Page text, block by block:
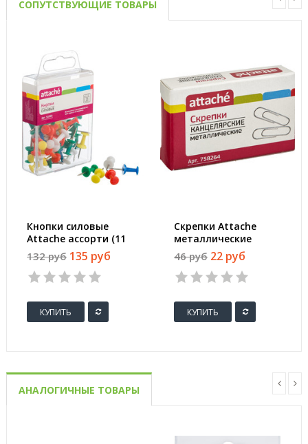
СОПУТСТВУЮЩИЕ ТОВАРЫ
Кнопки силовые
Attache ассорти (11
мм, 30 штук в
упаковке)
132 руб 135 руб
КУПИТЬ
Скрепки Attache
металлические
овальные без
покрытия 28 мм (100
штук в упаковке)
46 руб 22 руб
КУПИТЬ
АНАЛОГИЧНЫЕ ТОВАРЫ